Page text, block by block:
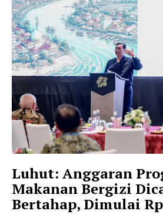
Luhut: Anggaran
Makanan Bergizi
Bertahap, Dimulai